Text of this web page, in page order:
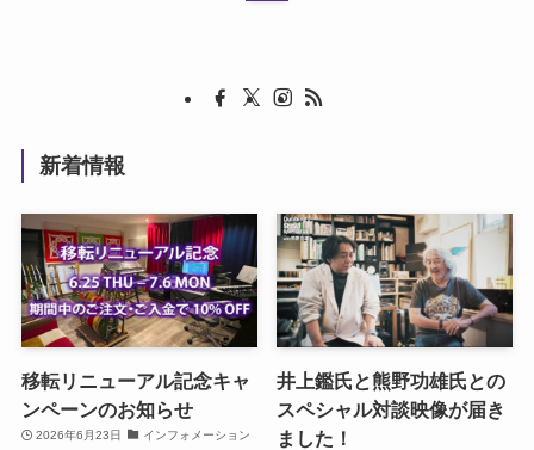
新着情報
移転リニューアル記念キャ
ンペーンのお知らせ
2026年6月23日 インフォメーション
井上鑑氏と熊野功雄氏との
スペシャル対談映像が届き
ました！